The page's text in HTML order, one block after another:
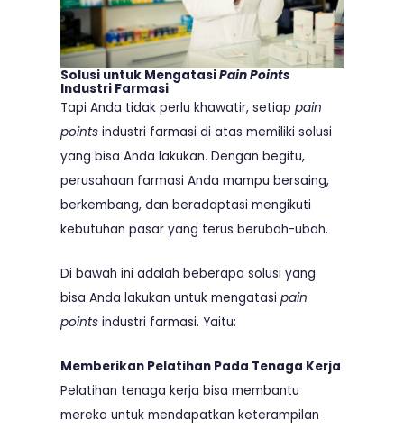
Solusi untuk MengatasiPain Points
Industri Farmasi
Tapi Anda tidak perlu khawatir, setiap pain
pointsindustri farmasi di atas memiliki solusi
yang bisa Anda lakukan. Dengan begitu,
perusahaan farmasi Anda mampu bersaing,
berkembang, dan beradaptasi mengikuti
kebutuhan pasar yang terus berubah-ubah.
Di bawah ini adalah beberapa solusi yang
bisa Anda lakukan untuk mengatasi pain
points industri farmasi. Yaitu:
Memberikan Pelatihan Pada Tenaga Kerja
Pelatihan tenaga kerja bisa membantu
mereka untuk mendapatkan keterampilan